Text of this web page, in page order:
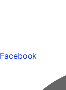
Facebook